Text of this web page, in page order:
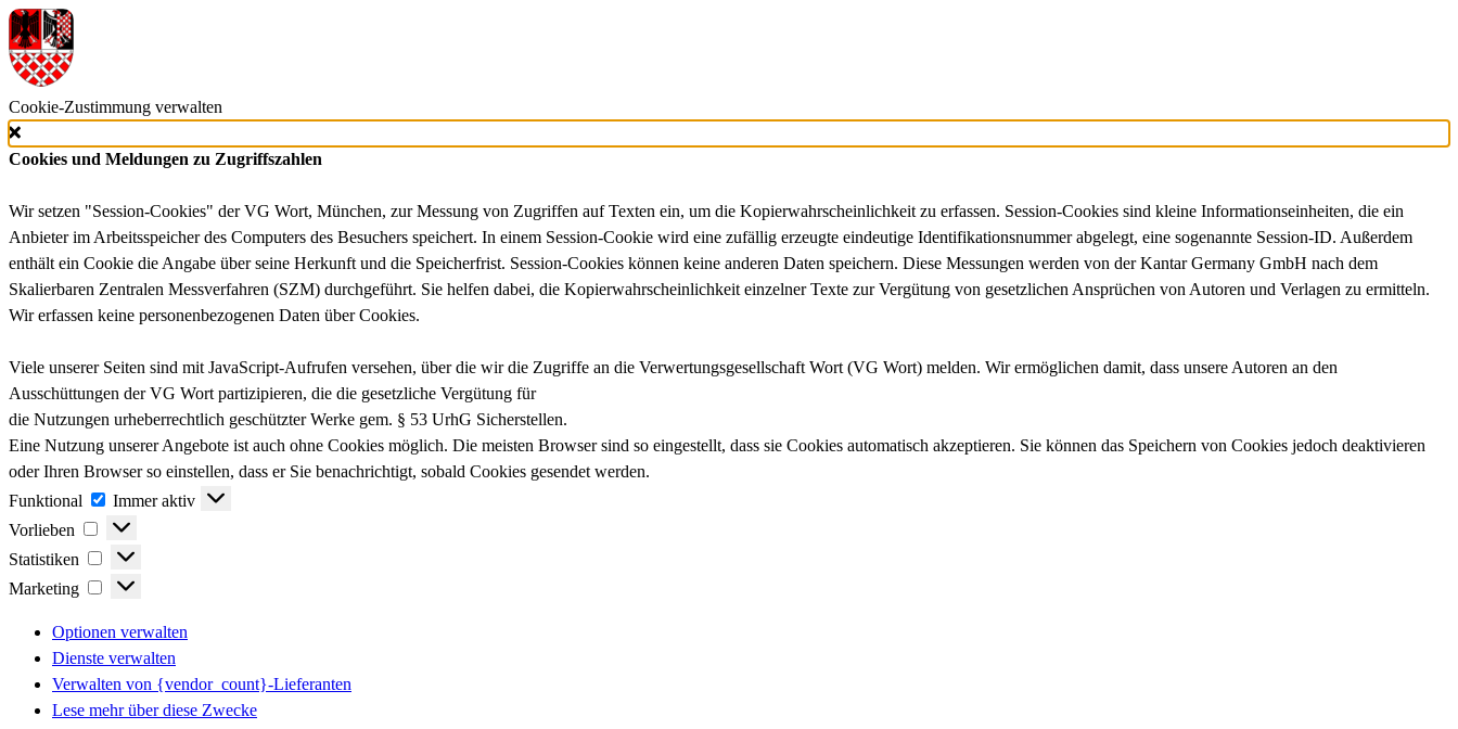
Cookie-Zustimmung verwalten
Cookies und Meldungen zu Zugriffszahlen
Wir setzen "Session-Cookies" der VG Wort, München, zur Messung von Zugriffen auf Texten ein, um die Kopierwahrscheinlichkeit zu erfassen. Session-Cookies sind kleine Informationseinheiten, die ein
Anbieter im Arbeitsspeicher des Computers des Besuchers speichert. In einem Session-Cookie wird eine zufällig erzeugte eindeutige Identifikationsnummer abgelegt, eine sogenannte Session-ID. Außerdem
enthält ein Cookie die Angabe über seine Herkunft und die Speicherfrist. Session-Cookies können keine anderen Daten speichern. Diese Messungen werden von der Kantar Germany GmbH nach dem
Skalierbaren Zentralen Messverfahren (SZM) durchgeführt. Sie helfen dabei, die Kopierwahrscheinlichkeit einzelner Texte zur Vergütung von gesetzlichen Ansprüchen von Autoren und Verlagen zu ermitteln.
Wir erfassen keine personenbezogenen Daten über Cookies.
Viele unserer Seiten sind mit JavaScript-Aufrufen versehen, über die wir die Zugriffe an die Verwertungsgesellschaft Wort (VG Wort) melden. Wir ermöglichen damit, dass unsere Autoren an den
Ausschüttungen der VG Wort partizipieren, die die gesetzliche Vergütung für
die Nutzungen urheberrechtlich geschützter Werke gem. § 53 UrhG Sicherstellen.
Eine Nutzung unserer Angebote ist auch ohne Cookies möglich. Die meisten Browser sind so eingestellt, dass sie Cookies automatisch akzeptieren. Sie können das Speichern von Cookies jedoch deaktivieren
oder Ihren Browser so einstellen, dass er Sie benachrichtigt, sobald Cookies gesendet werden.
Funktional
Funktional
Immer aktiv
Vorlieben
Vorlieben
Statistiken
Statistiken
Marketing
Marketing
Optionen verwalten
Dienste verwalten
Verwalten von {vendor_count}-Lieferanten
Lese mehr über diese Zwecke